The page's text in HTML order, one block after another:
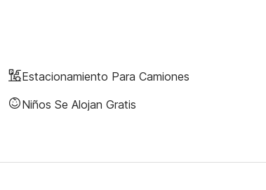
Estacionamiento Para Camiones
Niños Se Alojan Gratis